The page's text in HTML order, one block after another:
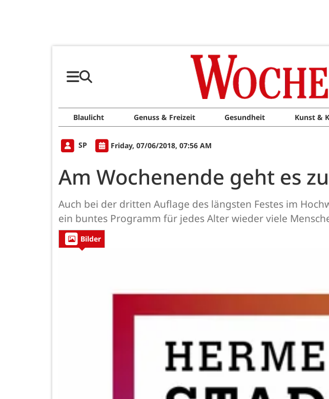
Blaulicht Genuss & Freizeit Gesundheit Kunst &
SP Friday, 07/06/2018, 07:56 AM
Am Wochenende geht es
Auch bei der dritten Auflage des längsten Festes im
ein buntes Programm für jedes Alter wieder viele
Bilder